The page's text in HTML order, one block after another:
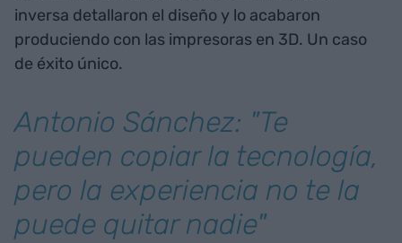
inversa detallaron el diseño y lo acabaron
produciendo con las impresoras en 3D. Un caso
de éxito único.
Antonio Sánchez: "Te
pueden copiar la tecnología,
pero la experiencia no te la
puede quitar nadie"